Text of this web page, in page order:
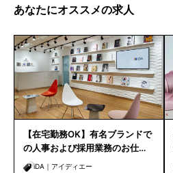
あなたにオススメの求人
【在宅勤務OK】有名ブランドで
の人事および採用業務のお仕
事！iDA｜アイディエー